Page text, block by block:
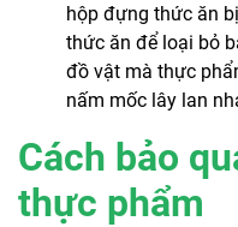
hộp đựng thức ăn
thức ăn để loại bỏ
đồ vật mà thực
nấm mốc lây lan
Cách bảo
thực phẩm